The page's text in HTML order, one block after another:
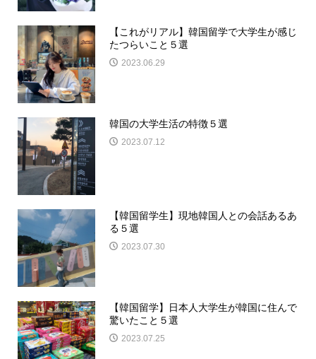
【これがリアル】韓国留学で大学生が感じ
たつらいこと５選
2023.06.29
韓国の大学生活の特徴５選
2023.07.12
【韓国留学生】現地韓国人との会話あるあ
る５選
2023.07.30
【韓国留学】日本人大学生が韓国に住んで
驚いたこと５選
2023.07.25